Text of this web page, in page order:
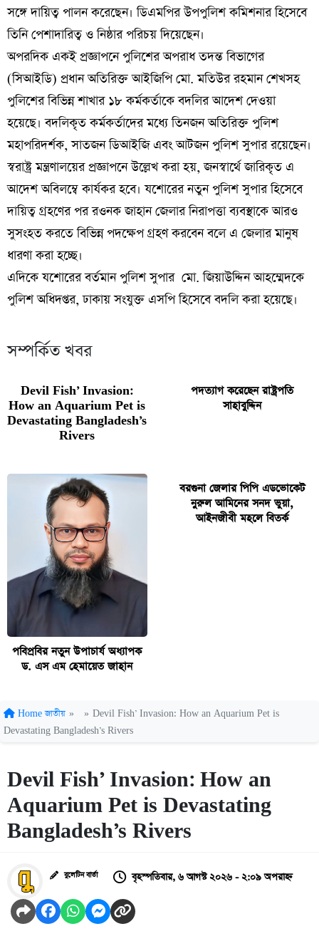
সঙ্গে দায়িত্ব পালন করেছেন। ডিএমপির উপপুলিশ কমিশনার হিসেবে
তিনি পেশাদারিত্ব ও নিষ্ঠার পরিচয় দিয়েছেন।
অপরদিক একই প্রজ্ঞাপনে পুলিশের অপরাধ তদন্ত বিভাগের
(সিআইডি) প্রধান অতিরিক্ত আইজিপি মো. মতিউর রহমান শেখসহ
পুলিশের বিভিন্ন শাখার ১৮ কর্মকর্তাকে বদলির আদেশ দেওয়া
হয়েছে। বদলিকৃত কর্মকর্তাদের মধ্যে তিনজন অতিরিক্ত পুলিশ
মহাপরিদর্শক, সাতজন ডিআইজি এবং আটজন পুলিশ সুপার রয়েছেন।
স্বরাষ্ট্র মন্ত্রণালয়ের প্রজ্ঞাপনে উল্লেখ করা হয়, জনস্বার্থে জারিকৃত এ
আদেশ অবিলম্বে কার্যকর হবে। যশোরের নতুন পুলিশ সুপার হিসেবে
দায়িত্ব গ্রহণের পর রওনক জাহান জেলার নিরাপত্তা ব্যবস্থাকে আরও
সুসংহত করতে বিভিন্ন পদক্ষেপ গ্রহণ করবেন বলে এ জেলার মানুষ
ধারণা করা হচ্ছে।
এদিকে যশোরের বর্তমান পুলিশ সুপার মো. জিয়াউদ্দিন আহম্মেদকে
পুলিশ অধিদপ্তর, ঢাকায় সংযুক্ত এসপি হিসেবে বদলি করা হয়েছে।
সম্পর্কিত খবর
Devil Fish’ Invasion:
How an Aquarium Pet is
Devastating Bangladesh’s
Rivers
পদত্যাগ করেছেন রাষ্ট্রপতি
সাহাবুদ্দিন
পবিপ্রবির নতুন উপাচার্য অধ্যাপক
ড. এস এম হেমায়েত জাহান
বরগুনা জেলার পিপি এডভোকেট
নুরুল আমিনের সনদ ভুয়া,
আইনজীবী মহলে বিতর্ক
Home জাতীয় » » Devil Fish’ Invasion: How an Aquarium Pet is
Devastating Bangladesh’s Rivers
Devil Fish’ Invasion: How an
Aquarium Pet is Devastating
Bangladesh’s Rivers
বুলেটিন বার্তা বৃহস্পতিবার, ৬ আগস্ট ২০২৬ - ২:০৯ অপরাহ্ন